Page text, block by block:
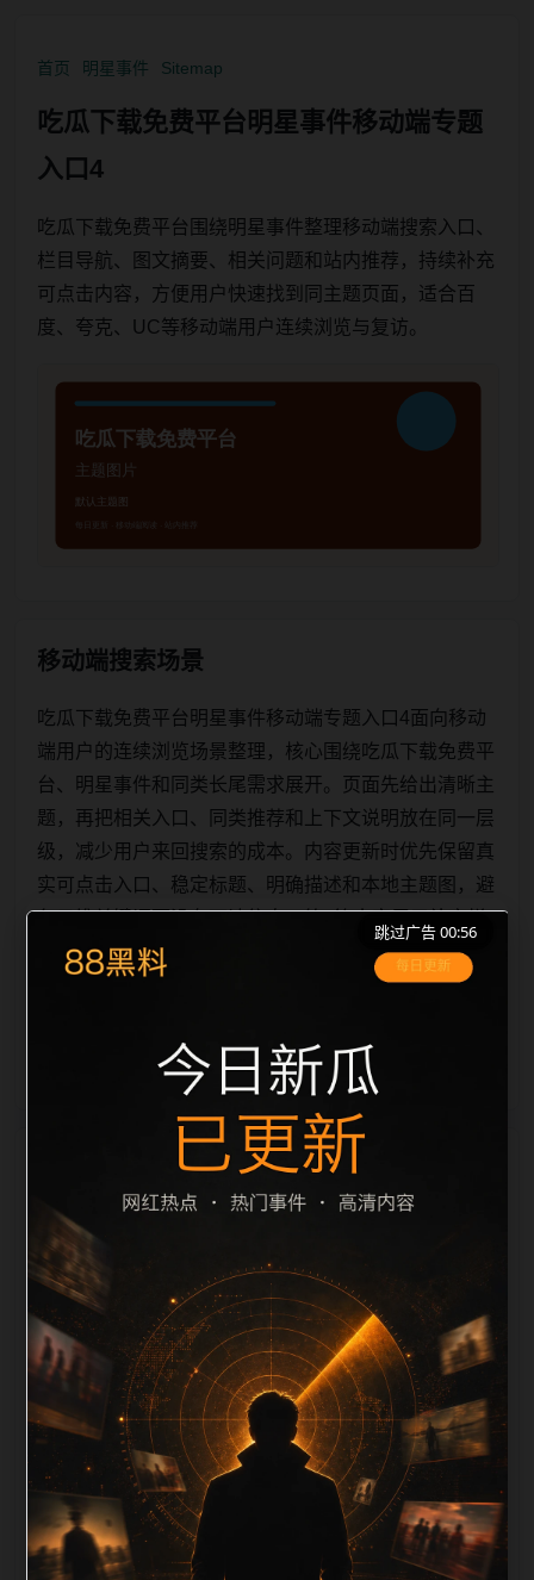
首页 明星事件 Sitemap
吃瓜下载免费平台明星事件移动端专题
入口4
吃瓜下载免费平台围绕明星事件整理移动端搜索入口、
栏目导航、图文摘要、相关问题和站内推荐，持续补充
可点击内容，方便用户快速找到同主题页面，适合百
度、夸克、UC等移动端用户连续浏览与复访。
移动端搜索场景
吃瓜下载免费平台明星事件移动端专题入口4面向移动
端用户的连续浏览场景整理，核心围绕吃瓜下载免费平
台、明星事件和同类长尾需求展开。页面先给出清晰主
题，再把相关入口、同类推荐和上下文说明放在同一层
级，减少用户来回搜索的成本。内容更新时优先保留真
实可点击入口、稳定标题、明确描述和本地主题图，避
免只堆关键词而没有可读信息。第4篇内容用于补齐栏
目深度，同时帮助 sitemap、栏目页、首页推荐形成更
自然的内链关系。图片说明统一绑定站点主关键词、栏
alt、title 之间识别一
栏目内容归集
致主题。后续每日采集时，建议继续执行远程图片本地
化、坏图默认图兜底、标题去重和 description 长度过
滤。如果同一主题下有多个相近页面，应通过不同角度
补充事件背景、访问场景、相关问题或专题入口，降低
站群页面之间的重复感。页面底部保留同类推荐、上一
篇下一篇和 sitemap 入口，保证重要页面点击深度尽量
控制在三次以内。正文维护时可按用户搜索路径补充三
类信息：入口是否稳定、同栏目还有哪些可继续阅读、
移动端打开时图片和摘要是否一致。每次新增内容后同
步检查标题、description、canonical、主题图、alt、
title和推荐链接，确保页面既能被搜索引擎理解，也能
跳过广告 00:56